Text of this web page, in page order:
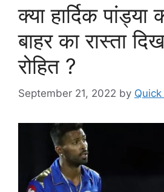
क्या हार्दिक
बाहर का रास्ता
रोहित ?
September 21, 2022 by